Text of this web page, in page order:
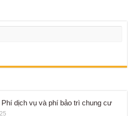
Phí dịch vụ và phí bảo trì chung cư